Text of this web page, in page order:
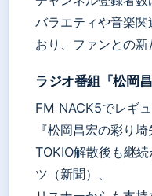
バラエティや音楽
おり、ファンとの新
ラジオ番組『松岡
FM NACK5でレギ
『松岡昌宏の彩り埼
TOKIO解散後も継
ツ（新聞）、